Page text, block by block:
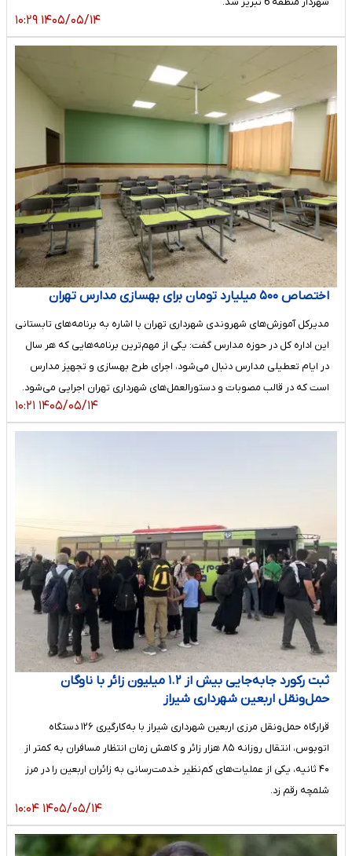
۱۴۰۵/۰۵/۱۴ ۱۰:۲۹
اختصاص ۵۰۰ میلیارد تومان برای بهسازی مدارس تهران
مدیرکل آموزش‌های شهروندی شهرداری تهران با اشاره به برنامه‌های تابستانی
این اداره کل در حوزه مدارس گفت: یکی از مهم‌ترین برنامه‌هایی که هر سال
در ایام تعطیلی مدارس دنبال می‌شود، اجرای طرح بهسازی و تجهیز مدارس
است که در قالب مصوبات و دستورالعمل‌های شهرداری تهران اجرایی می‌شود.
۱۴۰۵/۰۵/۱۴ ۱۰:۲۱
ثبت رکورد جابه‌جایی بیش از ۱.۲ میلیون زائر با ناوگان
حمل‌ونقل اربعین شهرداری شیراز
قرارگاه حمل‌ونقل مرزی اربعین شهرداری شیراز با به‌کارگیری ۱۲۶ دستگاه
اتوبوس، انتقال روزانه ۸۵ هزار زائر و کاهش زمان انتظار مسافران به کمتر از
۴۰ ثانیه، یکی از عملیات‌های کم‌نظیر خدمت‌رسانی به زائران اربعین را در مرز
شلمچه رقم زد.
۱۴۰۵/۰۵/۱۴ ۱۰:۰۴